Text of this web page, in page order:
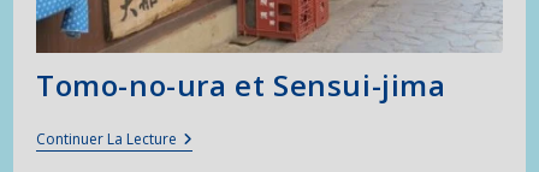
Tomo-no-ura et Sensui-jima
Continuer La LectureTomo-
No-